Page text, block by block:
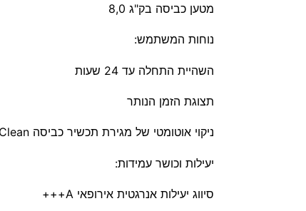
מטען כביסה בק"ג 8,0
נוחות המשתמש:
השהיית התחלה עד 24 שעות
תצוגת הזמן הנותר
ניקוי אוטומטי של מגירת תכשיר כביסה AutoClean
יעילות וכושר עמידות:
סיווג יעילות אנרגטית אירופאי A+++